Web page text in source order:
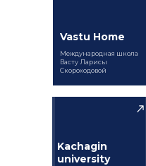
Vastu Home
Международная школа
Васту Ларисы
Скороходовой
Kachagin
university